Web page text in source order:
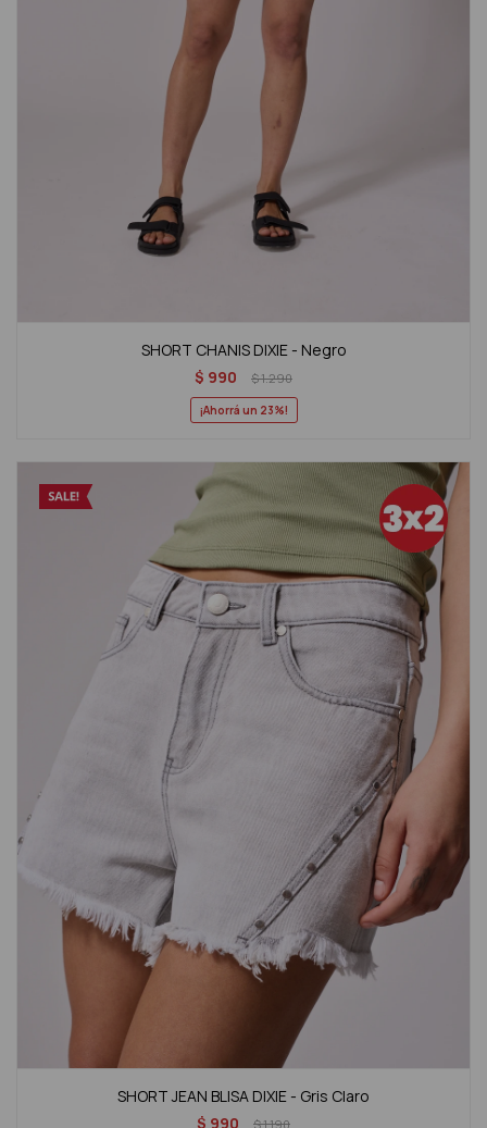
SHORT CHANIS DIXIE - Negro
$ 990 $1.290
23
SHORT JEAN BLISA DIXIE - Gris Claro
$ 990 $1.190